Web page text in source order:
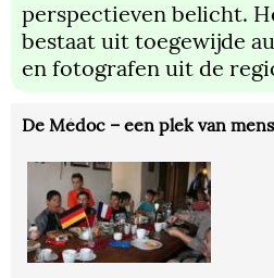
perspectieven belicht.
bestaat uit toegewijde
en fotografen uit de
De Médoc – een plek van